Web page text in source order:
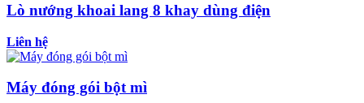
Lò nướng khoai lang 8 khay dùng điện
Liên hệ
Máy đóng gói bột mì